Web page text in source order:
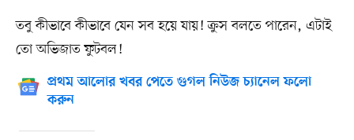
তবু কীভাবে কীভাবে যেন সব হয়ে যায়! ক্রুস বলতে পারেন, এটাই
তো অভিজাত ফুটবল!
প্রথম আলোর খবর পেতে গুগল নিউজ চ্যানেল ফলো
করুন